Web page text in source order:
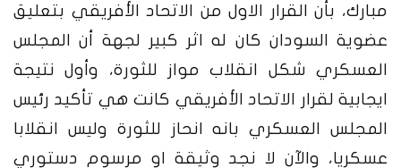
مبارك، بأن القرار الاول من الاتحاد الأفريقي بتعليق
عضوية السودان كان له اثر كبير لجهة أن المجلس
العسكري شكل انقلاب مواز للثورة، وأول نتيجة
ايجابية لقرار الاتحاد الأفريقي كانت هي تأكيد رئيس
المجلس العسكري بانه انحاز للثورة وليس انقلابا
عسكريا، والآن لا نجد وثيقة او مرسوم دستوري